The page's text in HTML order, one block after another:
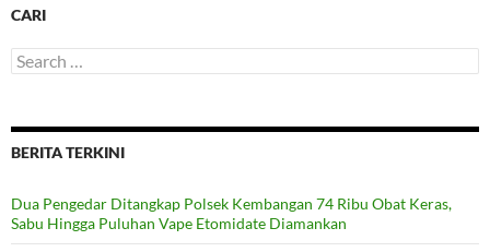
CARI
Search
for:
BERITA TERKINI
Dua Pengedar Ditangkap Polsek Kembangan 74 Ribu Obat Keras,
Sabu Hingga Puluhan Vape Etomidate Diamankan